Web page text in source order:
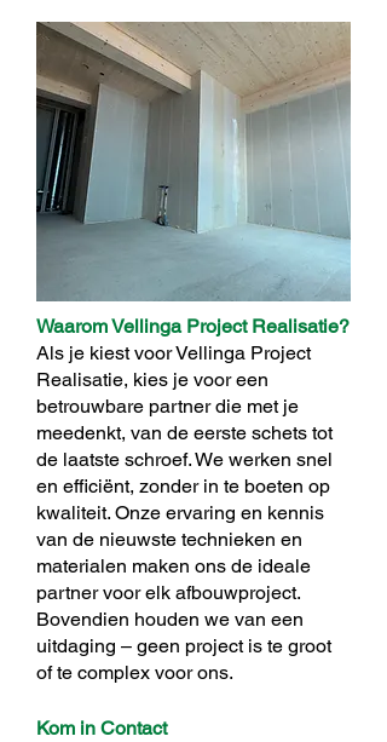
Waarom Vellinga Project Realisatie?
Als je kiest voor Vellinga Project
Realisatie, kies je voor een
betrouwbare partner die met je
meedenkt, van de eerste schets tot
de laatste schroef. We werken snel
en efficiënt, zonder in te boeten op
kwaliteit. Onze ervaring en kennis
van de nieuwste technieken en
materialen maken ons de ideale
partner voor elk afbouwproject.
Bovendien houden we van een
uitdaging – geen project is te groot
of te complex voor ons.
Kom in Contact